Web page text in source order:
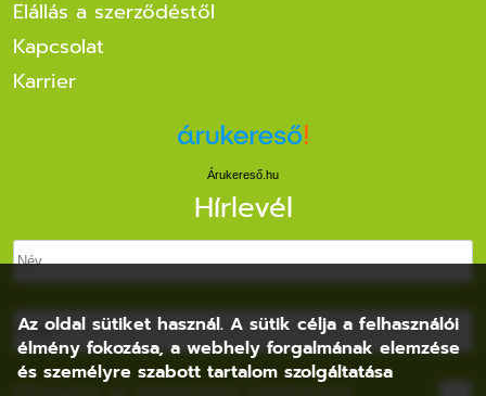
Elállás a szerződéstől
Kapcsolat
Karrier
Árukereső.hu
Hírlevél
Az oldal sütiket használ. A sütik célja a felhasználói
élmény fokozása, a webhely forgalmának elemzése
és személyre szabott tartalom szolgáltatása